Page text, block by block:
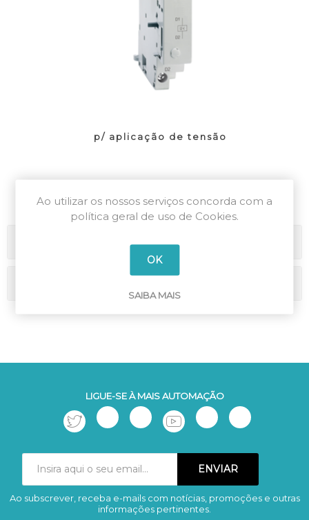
p/ aplicação de tensão
LIGUE-SE À MAIS AUTOMAÇÃO
Subscrever Remover
Ao subscrever, receba e-mails com notícias, promoções e outras
informações pertinentes.
Ao utilizar os nossos serviços concorda com a
política geral de uso de Cookies.
OK
SAIBA MAIS